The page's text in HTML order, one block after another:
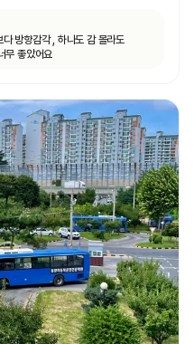
방향감각 , 하나도 감 몰라도
무 좋았어요